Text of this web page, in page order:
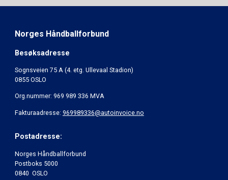
Norges Håndballforbund
Besøksadresse
Sognsveien 75 A (4. etg. Ullevaal Stadion)
0855 OSLO
Org.nummer: 969 989 336 MVA
Fakturaadresse: 969989336@autoinvoice.no
Postadresse:
Norges Håndballforbund
Postboks 5000
0840 OSLO